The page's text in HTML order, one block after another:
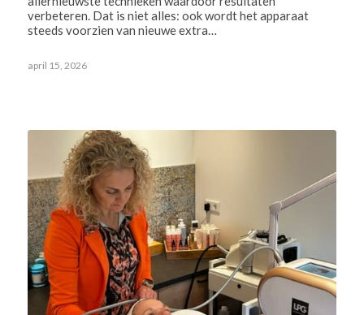
verbeteren. Dat is niet alles: ook wordt het apparaat
steeds voorzien van nieuwe extra…
april 15, 2026